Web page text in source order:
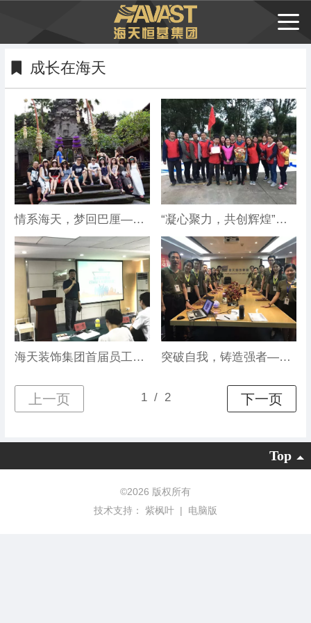
成长在海天
情系海天，梦回巴厘——记海天装饰集团总部巴厘岛之旅 “凝心聚力，共创辉煌”——海天装饰集团运营中心秋季拓展圆满落幕
海天装饰集团首届员工大讲堂成功举办 突破自我，铸造强者——海天装饰集团黄埔训练营四期圆满闭营
Top
©2026 版权所有
技术支持： 紫枫叶 | 电脑版